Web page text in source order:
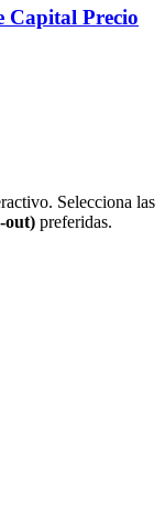
Capital Precio
Selecciona las
out) preferidas.